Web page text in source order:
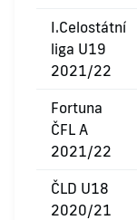
I.Celostátní
liga U19
2021/22
Fortuna
ČFL A
2021/22
ČLD U18
2020/21